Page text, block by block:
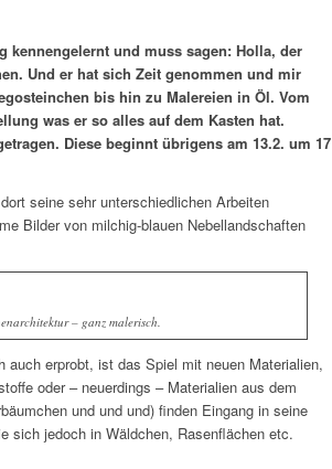
kennengelernt und muss sagen: Holla, der
Und er hat sich Zeit genommen und mir
bis hin zu Malereien in Öl. Vom
was er so alles auf dem Kasten hat.
Diese beginnt übrigens am 13.2. um 17
seine sehr unterschiedlichen Arbeiten
Bilder von milchig-blauen Nebellandschaften
– ganz malerisch.
auch erprobt, ist das Spiel mit neuen Materialien,
oder – neuerdings – Materialien aus dem
und und und) finden Eingang in seine
sich jedoch in Wäldchen, Rasenflächen etc.